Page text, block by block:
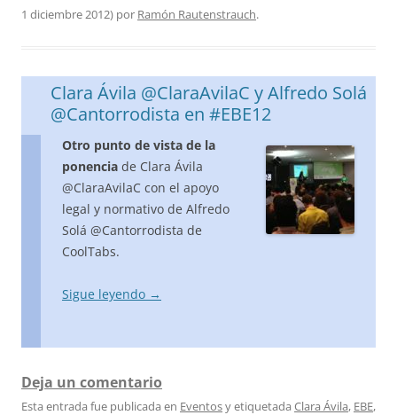
1 diciembre 2012) por Ramón Rautenstrauch.
Clara Ávila @ClaraAvilaC y Alfredo Solá
@Cantorrodista en #EBE12
Otro punto de vista de la
ponencia de Clara Ávila
@ClaraAvilaC con el apoyo
legal y normativo de Alfredo
Solá @Cantorrodista de
CoolTabs.
Sigue leyendo →
Deja un comentario
Esta entrada fue publicada en Eventosy etiquetada Clara Ávila, EBE,